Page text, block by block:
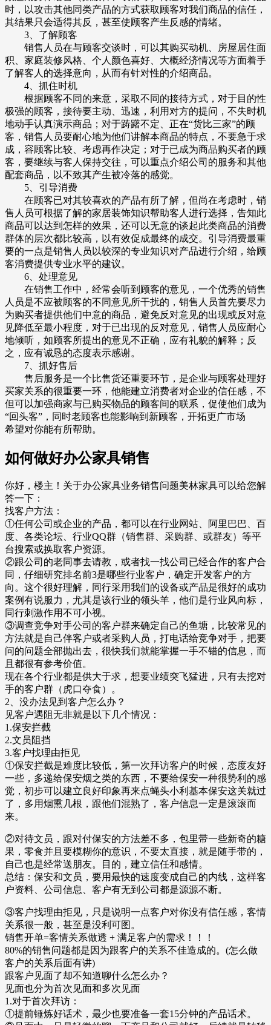
时，以攻击其他同类产品的方式获取顾客对我们商品的信任，
其结果只会适得其反，甚至使顾客产生反感的情绪。
3、了解顾客
销售人员在与顾客交谈时，可以其购买动机、房屋居住面
积、家庭装修风格、个人颜色喜好、大概经济情况等方面着手
了解客人的选择意向，从而有针对性的介绍商品。
4、抓住时机
根据顾客不同的来意，采取不同的接待方式，对于目的性
极强的顾客，接待要主动、迅速，利用对方的提问，不失时机
地动手认真演示商品；对于踌躇不定、正在“货比三家”的顾
客，销售人员要耐心地为他们讲解本商品的特点，不要急于求
成，容顾客比较、考虑再作决定；对于已成为商品购买者的顾
客，要继续与客人保持交往，可以重点介绍公司的服务和其他
配套商品，以不致其产生被冷落的感觉。
5、引导消费
在顾客已对其较喜欢的产品有所了解，但尚在考虑时，销
售人员可根据了解的家居装饰知识帮助客人进行选择，告知此
商品可以达到怎样的效果，还可以无意的谈起此类商品的消费
群体的层次都比较高，以有效促成最终的成交。引导消费最重
要的一点是销售人员以较深的专业知识对产品进行介绍，给顾
客消费提供专业水平的建议。
6、处理意见
在销售工作中，经常会听到顾客的意见，一个优秀的销售
人员是不应被顾客的不同意见所干扰的，销售人员首先要尽力
为购买者提供他们中意的商品，避免反对意见的出现或反对意
见降低至最小程度，对于已出现的反对意见，销售人员应耐心
地倾听，如顾客所提出的意见不正确，应有礼貌的解释；反
之，应有诚恳的态度表示感谢。
7、抓好售后
售后服务是一个比售货还重要环节，是企业与顾客处理好
买家关系的很重要一环，他能建立消费者对企业的信任感，不
但可以加强商家与已购买物品的顾客间的联系，促使他们成为
“回头客”，同时老顾客也能影响到新顾客，开拓更广市场
希望对你能有所帮助。
如何做好办公家具销售
你好，楼主！关于办公家具业务销售问题美林家具可以给您解
答一下：
找客户方法：
①任何公司或企业的产品，都可以在行业网站、阿里巴巴、百
度、各类论坛、行业QQ群（销售群、采购群、或群友）等平
台搜索或换取客户资源。
②跟公司的老同事去请教，或者找一找公司已经合作的客户合
同，仔细研究排名前3是哪些行业客户，确定开发客户的方
向。这个很好理解，同行采用我们的设备或产品是很好的成功
案例有说服力，尤其是该行业的领头羊，他们是行业风向标，
同行刺激作用不可小视。
③调查竞争对手公司的客户群来确定自己的鱼塘，比较常见的
方法就是自己伴客户或者采购人员，打电话给竞争对手，把要
问的问题全部抛出去，很快我们就能掌握一手不错的信息，而
且都很有参考价值。
现在各个行业都是供大于求，想要业绩突飞猛进，只有去挖对
手的客户群（虎口夺食）。
2、没办法见到客户怎么办？
见客户遇阻无非就是以下几个情况：
1.保安拦截
2.文员阻挡
3.客户找理由拒见
①保安拦截是难度比较低，第一次拜访客户的时候，态度友好
一些，多递给保安烟之类的东西，不要给保安一种很势利的感
觉，初步可以建立良好印象再来点蝇头小利基本保安这关就过
了，多用烟熏几根，跟他们混熟了，客户信息一定是滚滚而
来。
②对待文员，跟对付保安的方法差不多，包里带一些新奇的糖
果，零食并且要模糊你的意识，不要太直接，就是随手带的，
自己也是经常送朋友。目的，建立信任和感情。
总结：保安和文员，要用最快的速度变成自己的内线，这样客
户资料、公司信息、客户有无到公司都是源源不断。
③客户找理由拒见，只是说明一点客户对你没有信任感，客情
关系很一般，甚至是没利可图。
销售开单=客情关系做透 + 满足客户的需求！！！
80%的销售问题都是因为跟客户的关系不佳造成的。(怎么做
客户的关系后面有讲)
跟客户见面了却不知道聊什么怎么办？
见面也分为首次见面和多次见面
1.对于首次拜访：
①提前锤炼好话术，最少也要准备一套15分钟的产品话术。